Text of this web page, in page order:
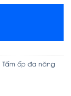
Tấm ốp đa năng